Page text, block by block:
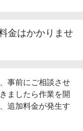
金はかかりませ
事前にご相談させ
ましたら作業を開
追加料金が発生す